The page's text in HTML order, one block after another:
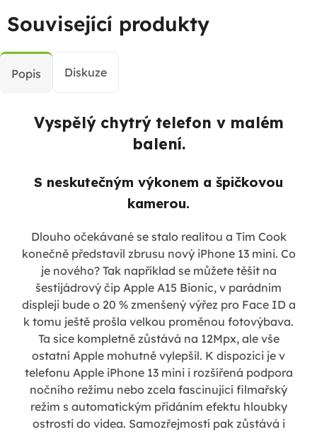
Související produkty
Popis Diskuze
Vyspělý chytrý telefon v malém
balení.
S neskutečným výkonem a špičkovou
kamerou.
Dlouho očekávané se stalo realitou a Tim Cook
konečně představil zbrusu nový iPhone 13 mini. Co
je nového? Tak například se můžete těšit na
šestijádrový čip Apple A15 Bionic, v parádním
displeji bude o 20 % zmenšený výřez pro Face ID a
k tomu ještě prošla velkou proměnou fotovýbava.
Ta sice kompletně zůstává na 12Mpx, ale vše
ostatní Apple mohutně vylepšil. K dispozici je v
telefonu Apple iPhone 13 mini i rozšířená podpora
nočního režimu nebo zcela fascinující filmařský
režim s automatickým přidáním efektu hloubky
ostrosti do videa. Samozřejmostí pak zůstává i